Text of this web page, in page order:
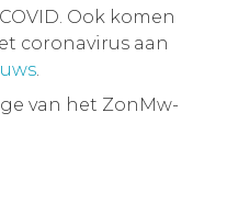
Ook komen
coronavirus aan
.
van het ZonMw-